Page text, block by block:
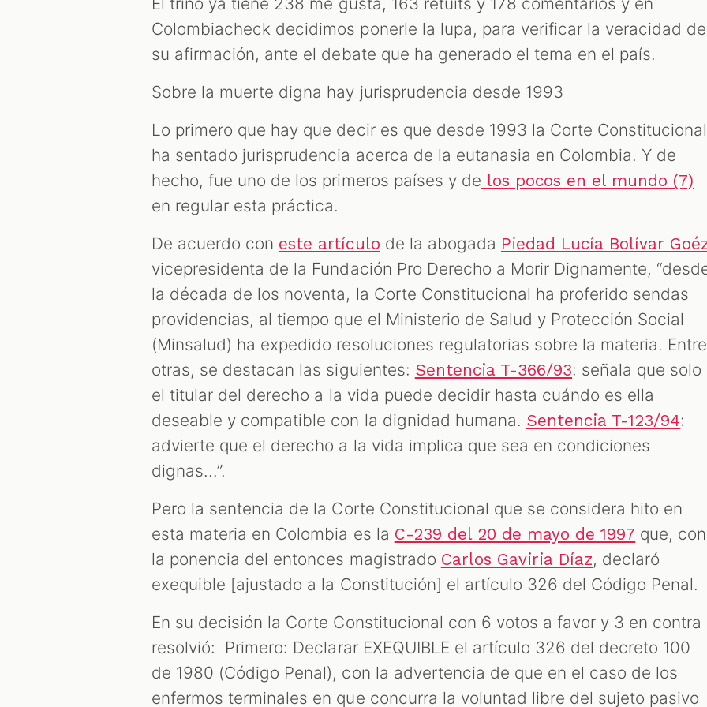
Colombiacheck decidimos ponerle la lupa, para verificar la veracidad de
su afirmación, ante el debate que ha generado el tema en el país.
Sobre la muerte digna hay jurisprudencia desde 1993
Lo primero que hay que decir es que desde 1993 la Corte Constitucional
ha sentado jurisprudencia acerca de la eutanasia en Colombia. Y de
hecho, fue uno de los primeros países y de los pocos en el mundo (7)
en regular esta práctica.
De acuerdo con este artículo de la abogada Piedad Lucía Bolívar
vicepresidenta de la Fundación Pro Derecho a Morir Dignamente,
la década de los noventa, la Corte Constitucional ha proferido sendas
providencias, al tiempo que el Ministerio de Salud y Protección Social
(Minsalud) ha expedido resoluciones regulatorias sobre la materia. Entre
otras, se destacan las siguientes: Sentencia T-366/93: señala que solo
el titular del derecho a la vida puede decidir hasta cuándo es ella
deseable y compatible con la dignidad humana. Sentencia T-123/94:
advierte que el derecho a la vida implica que sea en condiciones
dignas...”.
Pero la sentencia de la Corte Constitucional que se considera hito en
esta materia en Colombia es la C-239 del 20 de mayo de 1997 que, con
la ponencia del entonces magistrado Carlos Gaviria Díaz, declaró
exequible [ajustado a la Constitución] el artículo 326 del Código Penal.
En su decisión la Corte Constitucional con 6 votos a favor y 3 en contra
resolvió: Primero: Declarar EXEQUIBLE el artículo 326 del decreto 100
de 1980 (Código Penal), con la advertencia de que en el caso de los
enfermos terminales en que concurra la voluntad libre del sujeto pasivo